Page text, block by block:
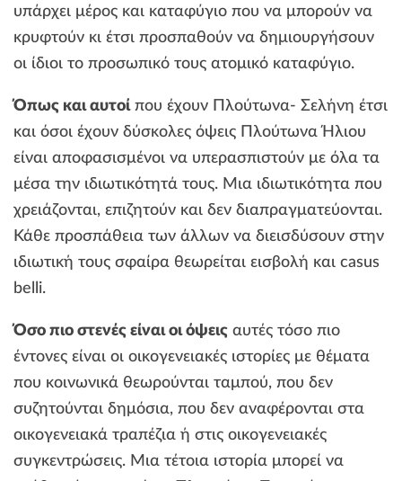
υπάρχει μέρος και καταφύγιο που να μπορούν να
κρυφτούν κι έτσι προσπαθούν να δημιουργήσουν
οι ίδιοι το προσωπικό τους ατομικό καταφύγιο.
Όπως και αυτοίπου έχουν Πλούτωνα- Σελήνη έτσι
και όσοι έχουν δύσκολες όψεις Πλούτωνα Ήλιου
είναι αποφασισμένοι να υπερασπιστούν με όλα τα
μέσα την ιδιωτικότητά τους. Μια ιδιωτικότητα που
χρειάζονται, επιζητούν και δεν διαπραγματεύονται.
Κάθε προσπάθεια των άλλων να διεισδύσουν στην
ιδιωτική τους σφαίρα θεωρείται εισβολή και casus
belli.
Όσο πιο στενές είναι οι όψεις αυτές τόσο πιο
έντονες είναι οι οικογενειακές ιστορίες με θέματα
που κοινωνικά θεωρούνται ταμπού, που δεν
συζητούνται δημόσια, που δεν αναφέρονται στα
οικογενειακά τραπέζια ή στις οικογενειακές
συγκεντρώσεις. Μια τέτοια ιστορία μπορεί να